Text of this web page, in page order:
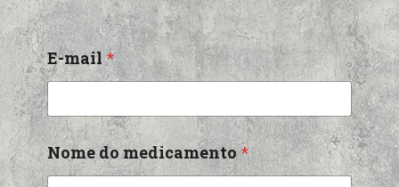
E-mail*
Nome do medicamento*